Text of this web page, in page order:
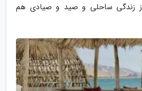
از زندگی ساحلی و صید و صیادی هم